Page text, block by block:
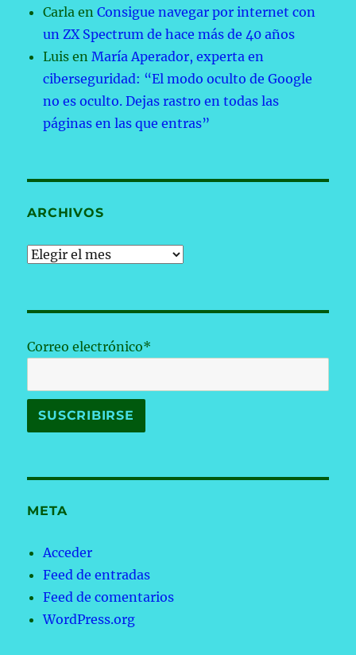
Carla enConsigue navegar por internet con
un ZX Spectrum de hace más de 40 años
Luis enMaría Aperador, experta en
ciberseguridad: “El modo oculto de Google
no es oculto. Dejas rastro en todas las
páginas en las que entras”
ARCHIVOS
Archivos
Correo electrónico*
META
Acceder
Feed de entradas
Feed de comentarios
WordPress.org